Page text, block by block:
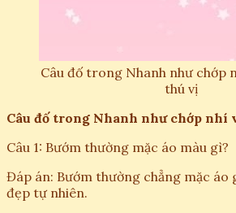
Câu đố trong Nhanh như chớp
thú vị
Câu đố trong Nhanh như chớp nhí
Câu 1: Bướm thường mặc áo màu gì?
Đáp án: Bướm thường chẳng mặc áo
đẹp tự nhiên.